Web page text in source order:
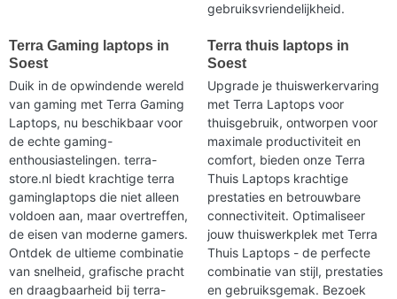
gebruiksvriendelijkheid.
Terra Gaming laptops in
Soest
Duik in de opwindende wereld
van gaming met Terra Gaming
Laptops, nu beschikbaar voor
de echte gaming-
enthousiastelingen. terra-
store.nl biedt krachtige terra
gaminglaptops die niet alleen
voldoen aan, maar overtreffen,
de eisen van moderne gamers.
Ontdek de ultieme combinatie
van snelheid, grafische pracht
en draagbaarheid bij terra-
Terra thuis laptops in
Soest
Upgrade je thuiswerkervaring
met Terra Laptops voor
thuisgebruik, ontworpen voor
maximale productiviteit en
comfort, bieden onze Terra
Thuis Laptops krachtige
prestaties en betrouwbare
connectiviteit. Optimaliseer
jouw thuiswerkplek met Terra
Thuis Laptops - de perfecte
combinatie van stijl, prestaties
en gebruiksgemak. Bezoek